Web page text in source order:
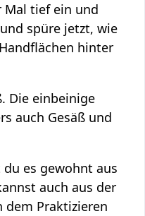
Mal tief ein und
spüre jetzt, wie
hinter
Die einbeinige
auch Gesäß und
du es gewohnt aus
auch aus der
dem Praktizieren